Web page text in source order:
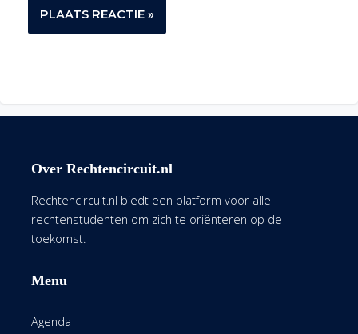
Over Rechtencircuit.nl
Rechtencircuit.nl biedt een platform voor alle
rechtenstudenten om zich te oriënteren op de
toekomst.
Menu
Agenda